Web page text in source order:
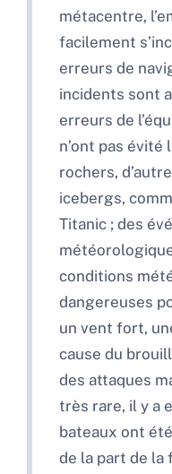
métacentre,
facilement
erreurs de
incidents sont
erreurs de
n’ont pas évité
rochers,
icebergs,
Titanic ; des
conditions
dangereuses
un vent fort,
cause du
des attaques
très rare, il y a
bateaux ont
de la part de la